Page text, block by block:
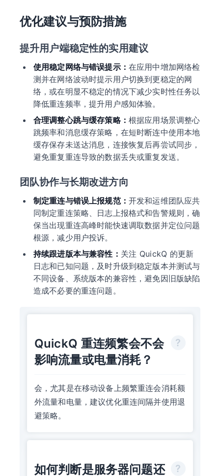
优化建议与预防措施
提升用户端稳定性的实用建议
使用稳定网络与错误提示： 在应用中增加网络检
测并在网络波动时提示用户切换到更稳定的网
络，或在明显不稳定的情况下减少实时性任务以
降低重连频率，提升用户感知体验。
合理调整心跳与缓存策略： 根据应用场景调整心
跳频率和消息缓存策略，在短时断连中使用本地
缓存保存未送达消息，连接恢复后再尝试同步，
避免重复重连导致的数据丢失或重复发送。
团队协作与长期改进方向
制定重连与错误上报规范： 开发和运维团队应共
同制定重连策略、日志上报格式和告警规则，确
保当出现重连高峰时能快速调取数据并定位问题
根源，减少用户投诉。
持续跟进版本与兼容性： 关注 QuickQ 的更新
日志和已知问题，及时升级到稳定版本并测试与
不同设备、系统版本的兼容性，避免因旧版缺陷
造成不必要的重连问题。
QuickQ 重连频繁会不会
影响流量或电量消耗？
会，尤其是在移动设备上频繁重连会消耗额
外流量和电量，建议优化重连间隔并使用退
避策略。
如何判断是服务器问题还